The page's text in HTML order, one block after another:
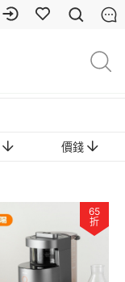
價錢
65
折